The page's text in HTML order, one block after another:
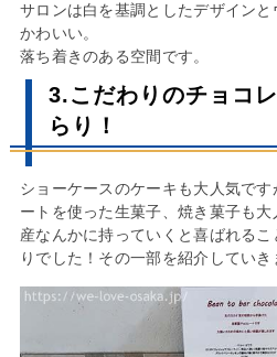
サロンは白を基調としたデザイン
かわいい。
落ち着きのある空間です。
3.こだわりのチョコ
らり！
ショーケースのケーキも大人気で
ートを使った生菓子、焼き菓子も
産なんかに持っていくと喜ばれる
りでした！その一部を紹介していき